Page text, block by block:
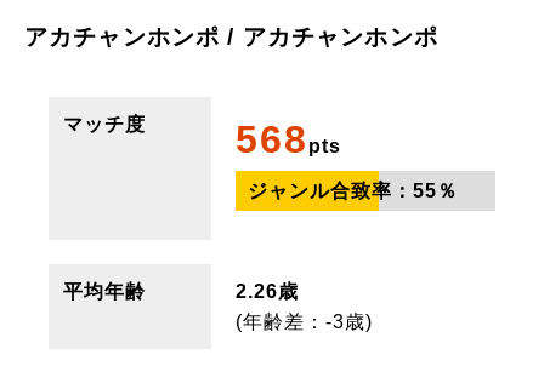
アカチャンホンポ / アカチャンホンポ
マッチ度 568 pts
ジャンル合致率：55 ％
平均年齢
2.26歳
(年齢差：-3歳)